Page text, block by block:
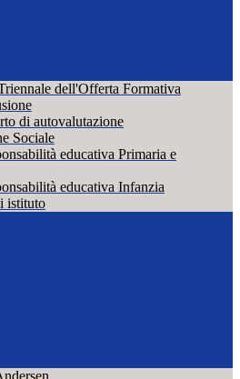
dell'Offerta Formativa
di autovalutazione
Sociale
educativa Primaria e
educativa Infanzia
istituto